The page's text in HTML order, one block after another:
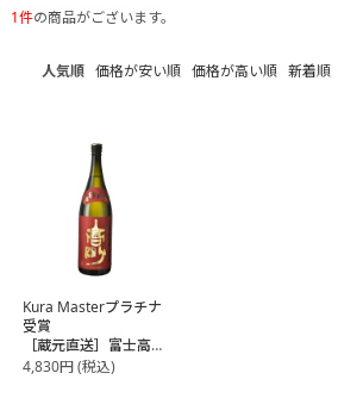
1件の商品がございます。
人気順 価格が安い順 価格が高い順 新着順
Kura Masterプラチナ
受賞
［蔵元直送］富士高
砂酒造 高砂 山廃
4,830円(税込)